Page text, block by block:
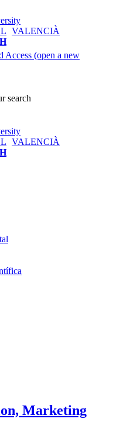
VALENCIÀ
Access (open a new
search
VALENCIÀ
Marketing